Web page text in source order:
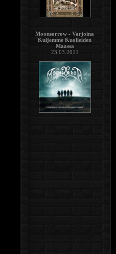
Moonsorrow - Varjoina
Kuljemme Kuolleiden
Maassa
23.03.2011